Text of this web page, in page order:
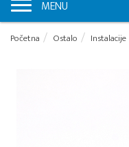
MENU
Početna Ostalo Instalacije